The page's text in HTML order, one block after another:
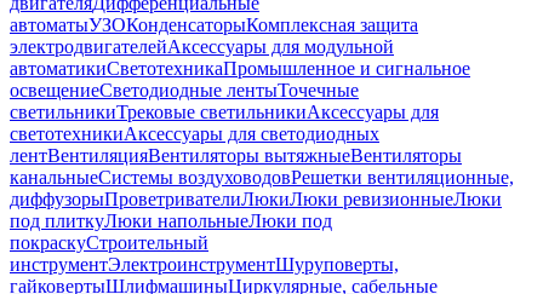
автоматыУЗОКонденсаторыКомплексная защита
электродвигателейАксессуары для модульной
автоматикиСветотехникаПромышленное и сигнальное
освещениеСветодиодные лентыТочечные
светильникиТрековые светильникиАксессуары для
светотехникиАксессуары для светодиодных
лентВентиляцияВентиляторы вытяжныеВентиляторы
канальныеСистемы воздуховодовРешетки вентиляционные,
диффузорыПроветривателиЛюкиЛюки ревизионныеЛюки
под плиткуЛюки напольныеЛюки под
покраскуСтроительный
инструментЭлектроинструментШуруповерты,
гайковертыШлифмашиныЦиркулярные, сабельные